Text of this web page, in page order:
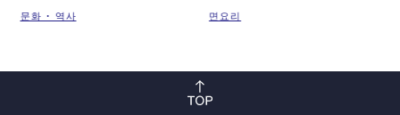
문화 ･ 역사 면요리